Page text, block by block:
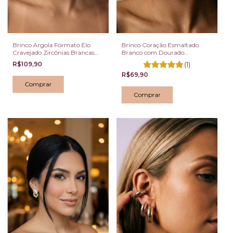
Brinco Argola Formato Elo
Cravejado Zircônias Brancas
Dourado
R$109,90
Brinco Coração Esmaltado
Branco com Dourado
Pontilhado
(1)
R$69,90